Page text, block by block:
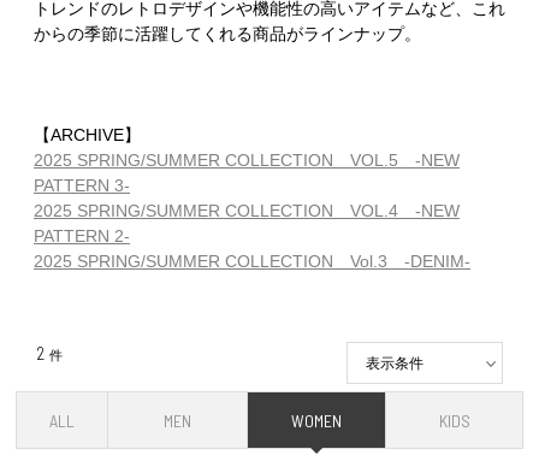
トレンドのレトロデザインや機能性の高いアイテムなど、これ
からの季節に活躍してくれる商品がラインナップ。
【ARCHIVE】
2025 SPRING/SUMMER COLLECTION VOL.5 -NEW
PATTERN 3-
2025 SPRING/SUMMER COLLECTION VOL.4 -NEW
PATTERN 2-
2025 SPRING/SUMMER COLLECTION Vol.3 -DENIM-
2 件 表示条件
ALL MEN WOMEN KIDS